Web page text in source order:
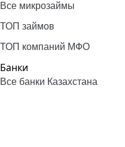
Все микрозаймы
ТОП займов
ТОП компаний МФО
Банки
Все банки Казахстана